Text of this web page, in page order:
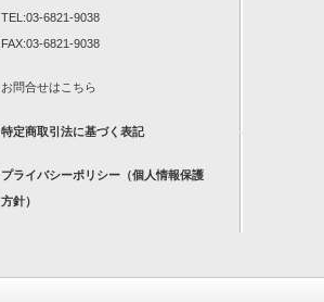
TEL:03-6821-9038
FAX:03-6821-9038
お問合せは こちら
特定商取引法に基づく表記
プライバシーポリシー（個人情報保護
方針）